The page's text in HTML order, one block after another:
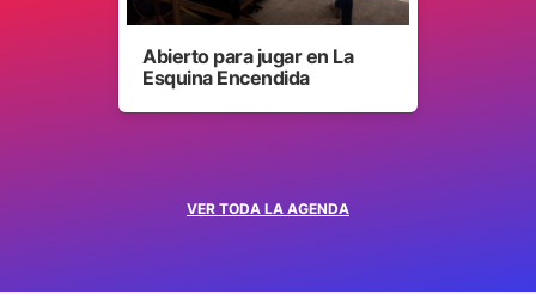
VER TODA LA AGENDA
Abierto para jugar en La
Esquina Encendida